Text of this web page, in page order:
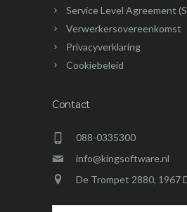
Service Level Agreement
Verwerkersovereenkomst
Privacyverklaring
Cookiebeleid
Contact
088-0335300
info@kingsoftware.nl
De Trompet 2880, 1967